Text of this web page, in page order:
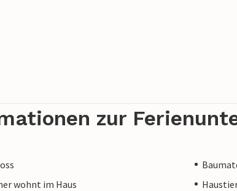
zur
wohnt im Haus